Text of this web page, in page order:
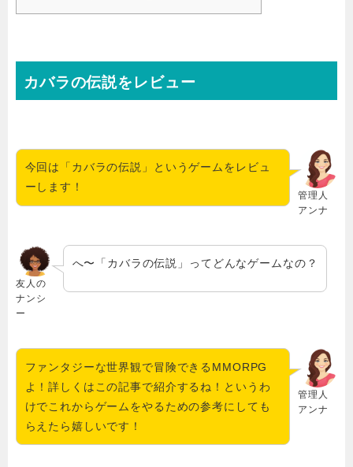
カバラの伝説をレビュー
管理人
アンナ
今回は「カバラの伝説」
というゲームをレビュ
ーします！
友人の
ナンシ
ー
へ〜「カバラの伝説 」ってどんなゲームなの ？
管理人
アンナ
ファンタジーな世界観で冒険できるMMORPG
よ！詳しくはこの記事で紹介するね！というわ
けでこれからゲームをやるための参考にしても
らえたら嬉しいです！